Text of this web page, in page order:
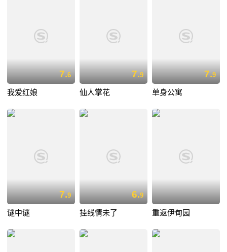
7.6
我爱红娘
7.9
仙人掌花
7.9
单身公寓
7.9
谜中谜
6.9
挂线情未了 重返伊甸园